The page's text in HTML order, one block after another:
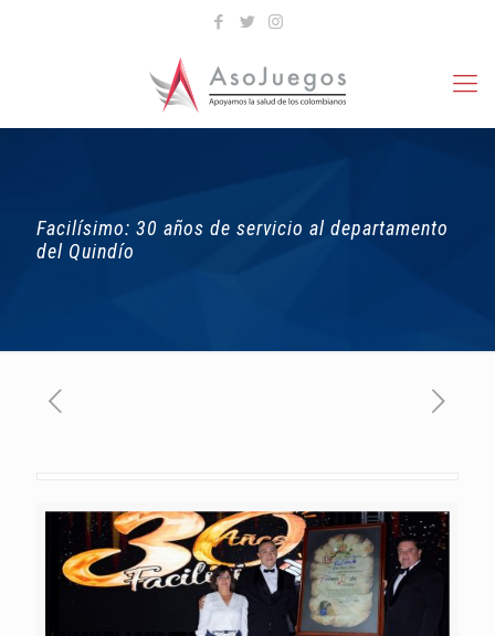
Facilísimo: 30 años de servicio al departamento
del Quindío